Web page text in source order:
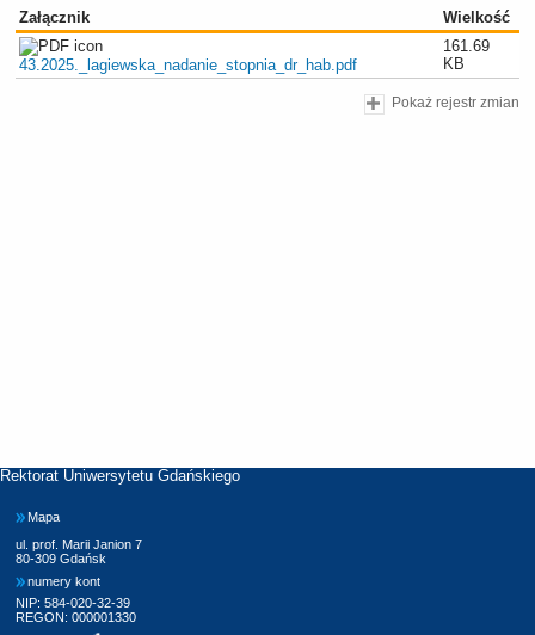
Załącznik Wielkość
43.2025._lagiewska_nadanie_stopnia_dr_hab.pdf
161.69
KB
Pokaż rejestr zmian
Rektorat Uniwersytetu Gdańskiego
Mapa
ul. prof. Marii Janion 7
80-309 Gdańsk
numery kont
NIP: 584-020-32-39
REGON: 000001330